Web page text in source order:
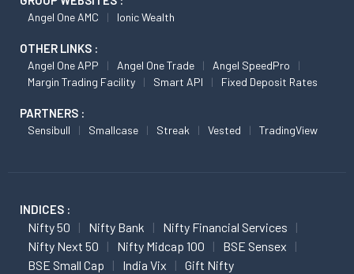
Angel One AMC Ionic Wealth
OTHER LINKS :
Angel One APP Angel One Trade
Angel SpeedPro
Margin Trading Facility
Smart API Fixed Deposit Rates
PARTNERS :
Sensibull Smallcase Streak Vested TradingView
INDICES :
Nifty 50 Nifty Bank
Nifty Financial Services
Nifty Next 50
Nifty Midcap 100
BSE Sensex
BSE Small Cap
India Vix Gift Nifty